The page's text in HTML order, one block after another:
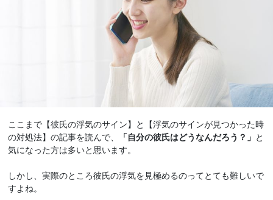
ここまで【彼氏の浮気のサイン】と【浮気のサインが見つかった時
の対処法】の記事を読んで、
「自分の彼氏はどうなんだろう？」 と
気になった方は多いと思います。
しかし、実際のところ彼氏の浮気を見極めるのってとても難しいで
すよね。